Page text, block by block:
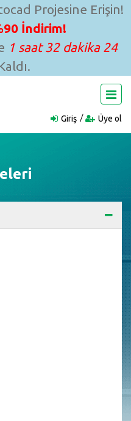
Projesine Erişin!
İndirim!
1 saat 32 dakika 23
Giriş Üye ol